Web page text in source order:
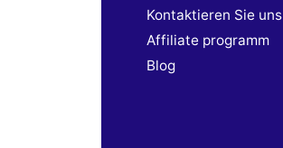
Kontaktieren Sie uns
Affiliate programm
Blog